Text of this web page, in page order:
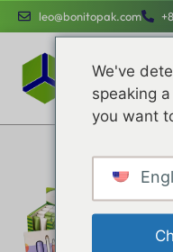
leo@bonitopak.com
We've
speaking
you want